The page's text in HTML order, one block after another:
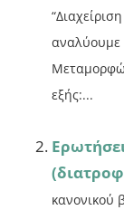
αναλύουμε
εξής:...
κανονικού